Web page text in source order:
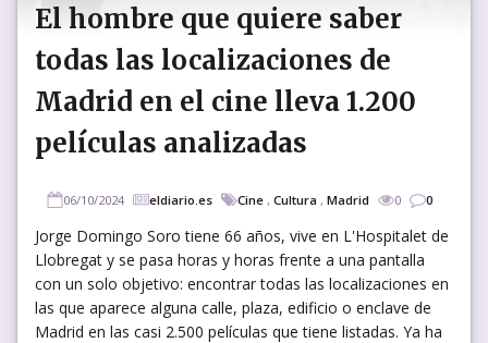
El hombre que quiere saber
todas las localizaciones de
Madrid en el cine lleva 1.200
películas analizadas
06/10/2024 eldiario.es Cine , Cultura , Madrid 0 0
Jorge Domingo Soro tiene 66 años, vive en L'Hospitalet de
Llobregat y se pasa horas y horas frente a una pantalla
con un solo objetivo: encontrar todas las localizaciones en
las que aparece alguna calle, plaza, edificio o enclave de
Madrid en las casi 2.500 películas que tiene listadas. Ya ha